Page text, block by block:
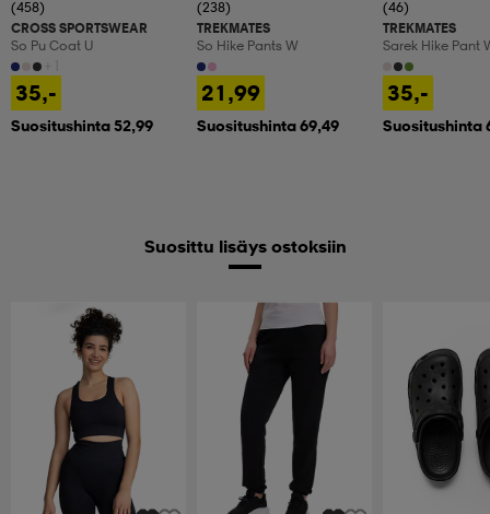
(458)
CROSS SPORTSWEAR
So Pu Coat U
35,-
Suositushinta 52,99
(238)
TREKMATES
So Hike Pants W
21,99
Suositushinta 69,49
(46)
TREKMATES
Sarek Hike Pant
35,-
Suositushinta
Suosittu lisäys ostoksiin